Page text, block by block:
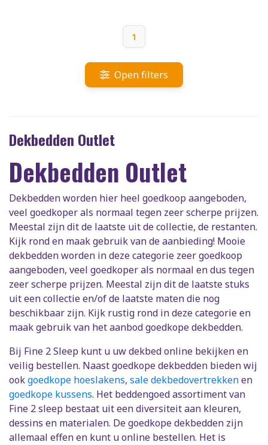
1
Open filters
Dekbedden Outlet
Dekbedden Outlet
Dekbedden worden hier heel goedkoop aangeboden,
veel goedkoper als normaal tegen zeer scherpe prijzen.
Meestal zijn dit de laatste uit de collectie, de restanten.
Kijk rond en maak gebruik van de aanbieding! Mooie
dekbedden worden in deze categorie zeer goedkoop
aangeboden, veel goedkoper als normaal en dus tegen
zeer scherpe prijzen. Meestal zijn dit de laatste stuks
uit een collectie en/of de laatste maten die nog
beschikbaar zijn. Kijk rustig rond in deze categorie en
maak gebruik van het aanbod goedkope dekbedden.
Bij Fine 2 Sleep kunt u uw dekbed online bekijken en
veilig bestellen. Naast goedkope dekbedden bieden wij
ookgoedkope hoeslakens, sale dekbedovertrekkenen
goedkope kussens. Het beddengoed assortiment van
Fine 2 sleep bestaat uit een diversiteit aan kleuren,
dessins en materialen. De goedkope dekbedden zijn
allemaal effen en kunt u online bestellen. Het is